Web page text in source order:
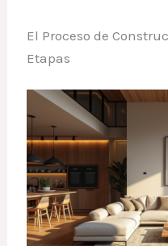
El Proceso de
Etapas